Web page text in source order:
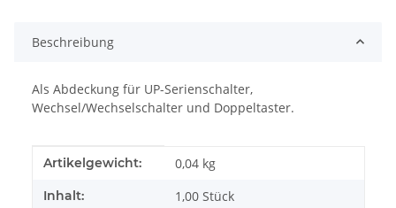
Beschreibung
Als Abdeckung für UP-Serienschalter,
Wechsel/Wechselschalter und Doppeltaster.
Produkteigenschaft
Wert
Artikelgewicht: 0,04 kg
Inhalt: 1,00 Stück